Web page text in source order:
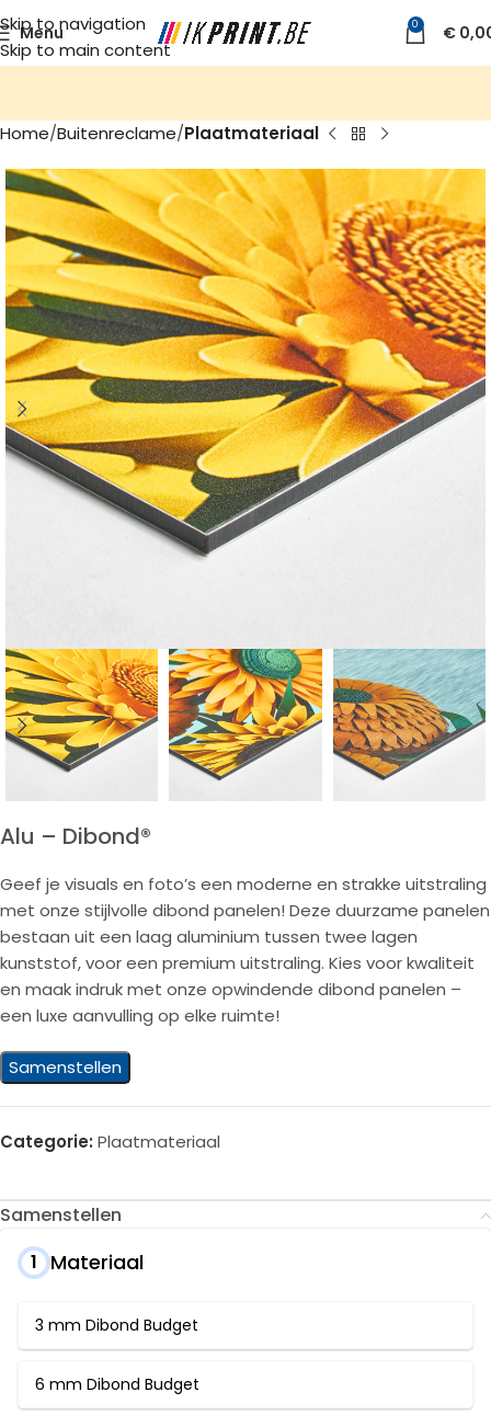
Skip to navigation
Skip to main content
Menu 0 €
Home Buitenreclame Plaatmateriaal
Alu – Dibond®
Geef je visuals en foto’s een moderne en strakke uitstraling
met onze stijlvolle dibond panelen! Deze duurzame panelen
bestaan uit een laag aluminium tussen twee lagen
kunststof, voor een premium uitstraling. Kies voor kwaliteit
en maak indruk met onze opwindende dibond panelen –
een luxe aanvulling op elke ruimte!
Samenstellen
Categorie: Plaatmateriaal
Samenstellen
1
Materiaal
3 mm Dibond Budget
6 mm Dibond Budget